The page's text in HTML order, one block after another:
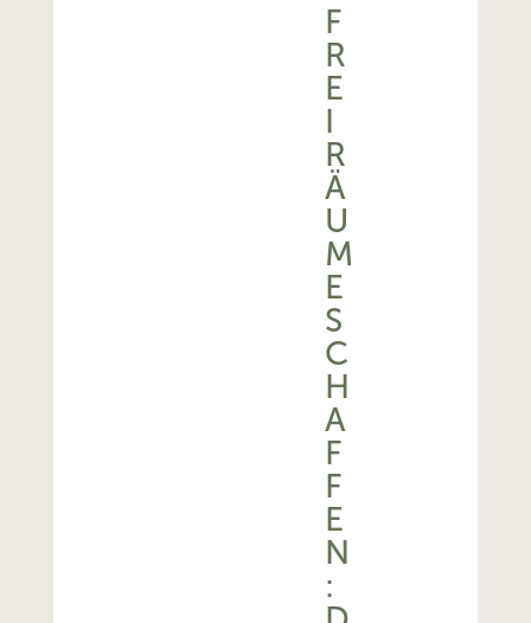
F
R
E
I
R
Ä
U
M
E
S
C
H
A
F
F
E
N
: